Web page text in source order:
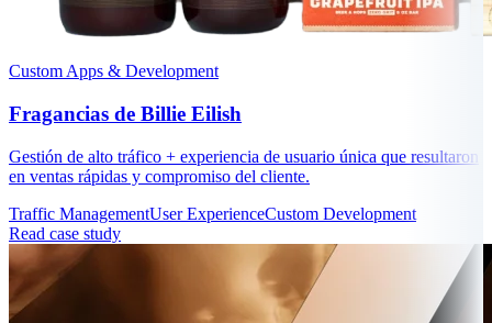
Custom Apps & Development
Fragancias de Billie Eilish
Gestión de alto tráfico + experiencia de usuario única que resultaron
en ventas rápidas y compromiso del cliente.
Traffic ManagementUser ExperienceCustom Development
Read case study